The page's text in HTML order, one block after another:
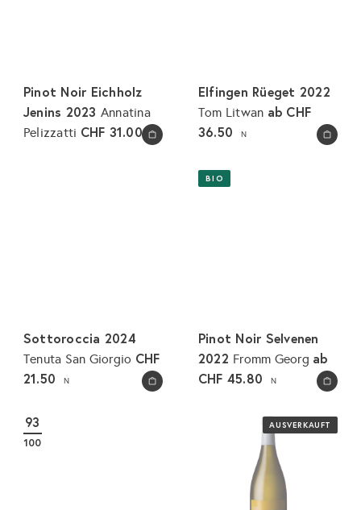
In den Warenkorb legen
Pinot Noir Eichholz
Jenins 2023 Annatina
Pelizzatti CHF 31.00 N In den Warenkorb legen
Elfingen Rüeget 2022
Tom Litwan ab CHF
36.50
N
In den Warenkorb legen
Sottoroccia 2024
Tenuta San Giorgio CHF
21.50
N In den Warenkorb legen
BIO
Pinot Noir Selvenen
2022 Fromm Georg ab
CHF 45.80
N
93
100
AUSVERKAUFT